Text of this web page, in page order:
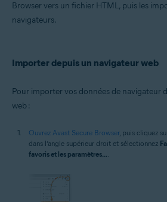
Browser vers un fichier HTML, puis les
navigateurs.
Importer depuis un navigateur web
Pour importer vos données de navigateur
web :
Ouvrez Avast Secure Browser, puis cliquez
dans l’angle supérieur droit et sélectionnez
favoris et les paramètres....